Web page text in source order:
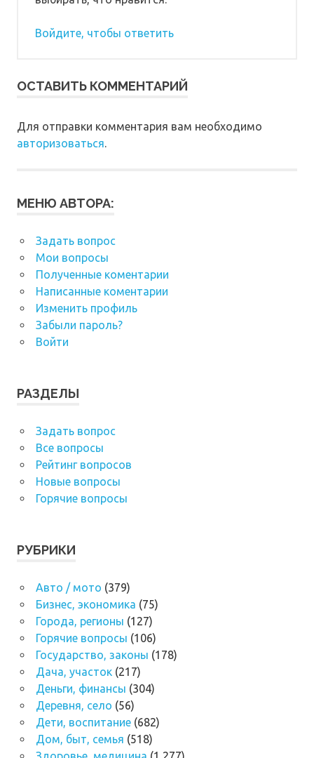
Войдите, чтобы ответить
ОСТАВИТЬ КОММЕНТАРИЙ
Для отправки комментария вам необходимо
авторизоваться.
МЕНЮ АВТОРА:
Задать вопрос
Мои вопросы
Полученные коментарии
Написанные коментарии
Изменить профиль
Забыли пароль?
Войти
РАЗДЕЛЫ
Задать вопрос
Все вопросы
Рейтинг вопросов
Новые вопросы
Горячие вопросы
РУБРИКИ
Авто / мото (379)
Бизнес, экономика (75)
Города, регионы (127)
Горячие вопросы (106)
Государство, законы (178)
Дача, участок(217)
Деньги, финансы (304)
Деревня, село (56)
Дети, воспитание(682)
Дом, быт, семья (518)